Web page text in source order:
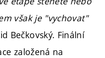
však je "vychovat"
Bečkovský. Finální
založená na